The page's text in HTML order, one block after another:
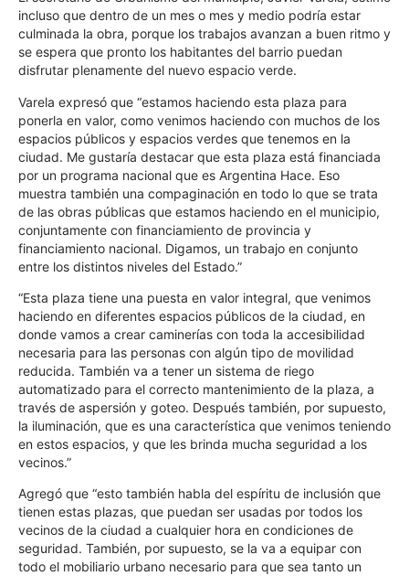
incluso que dentro de un mes o mes y medio podría estar
culminada la obra, porque los trabajos avanzan a buen ritmo y
se espera que pronto los habitantes del barrio puedan
disfrutar plenamente del nuevo espacio verde.
Varela expresó que “estamos haciendo esta plaza para
ponerla en valor, como venimos haciendo con muchos de los
espacios públicos y espacios verdes que tenemos en la
ciudad. Me gustaría destacar que esta plaza está financiada
por un programa nacional que es Argentina Hace. Eso
muestra también una compaginación en todo lo que se trata
de las obras públicas que estamos haciendo en el municipio,
conjuntamente con financiamiento de provincia y
financiamiento nacional. Digamos, un trabajo en conjunto
entre los distintos niveles del Estado.”
“Esta plaza tiene una puesta en valor integral, que venimos
haciendo en diferentes espacios públicos de la ciudad, en
donde vamos a crear caminerías con toda la accesibilidad
necesaria para las personas con algún tipo de movilidad
reducida. También va a tener un sistema de riego
automatizado para el correcto mantenimiento de la plaza, a
través de aspersión y goteo. Después también, por supuesto,
la iluminación, que es una característica que venimos teniendo
en estos espacios, y que les brinda mucha seguridad a los
vecinos.”
Agregó que “esto también habla del espíritu de inclusión que
tienen estas plazas, que puedan ser usadas por todos los
vecinos de la ciudad a cualquier hora en condiciones de
seguridad. También, por supuesto, se la va a equipar con
todo el mobiliario urbano necesario para que sea tanto un